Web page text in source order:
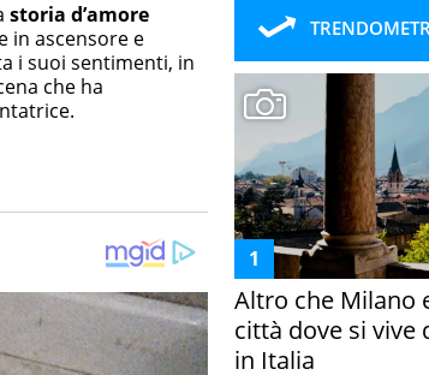
storia d’amore
in ascensore e
i suoi sentimenti, in
che ha
Altro che Milano
città dove si vive
in Italia